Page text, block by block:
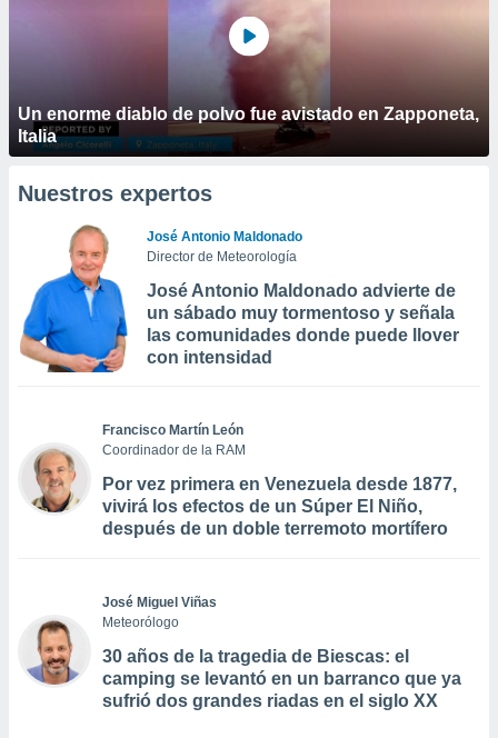
Un enorme diablo de polvo fue avistado en Zapponeta,
Italia
Nuestros expertos
José Antonio Maldonado
Director de Meteorología
José Antonio Maldonado advierte de
un sábado muy tormentoso y señala
las comunidades donde puede llover
con intensidad
Francisco Martín León
Coordinador de la RAM
Por vez primera en Venezuela desde 1877,
vivirá los efectos de un Súper El Niño,
después de un doble terremoto mortífero
José Miguel Viñas
Meteorólogo
30 años de la tragedia de Biescas: el
camping se levantó en un barranco que ya
sufrió dos grandes riadas en el siglo XX